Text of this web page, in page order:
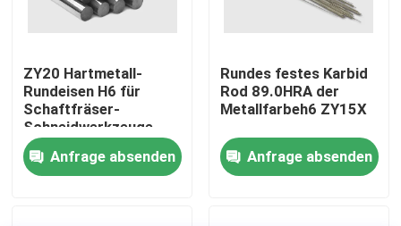
Über uns
Fabrik-Ausflug
Qualitätskontrolle
Treten Sie mit uns in Verbindung
ZY20 Hartmetall-
Rundeisen H6 für
Schaftfräser-
Schneidwerkzeuge
Anfrage absenden
Rundes festes Karbid
Rod 89.0HRA der
Metallfarbeh6 ZY15X
Anfrage absenden